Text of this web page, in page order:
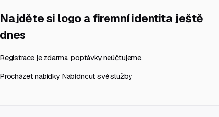
Najděte si logo a firemní identita ještě
dnes
Registrace je zdarma, poptávky neúčtujeme.
Procházet nabídky Nabídnout své služby